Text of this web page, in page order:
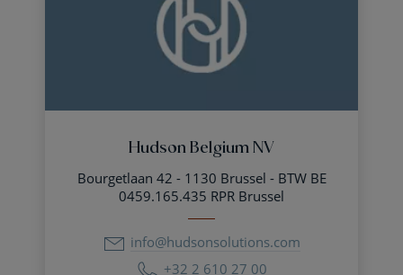
Hudson Belgium NV
Bourgetlaan 42 - 1130 Brussel - BTW BE
0459.165.435 RPR Brussel
info@hudsonsolutions.com
+32 2 610 27 00